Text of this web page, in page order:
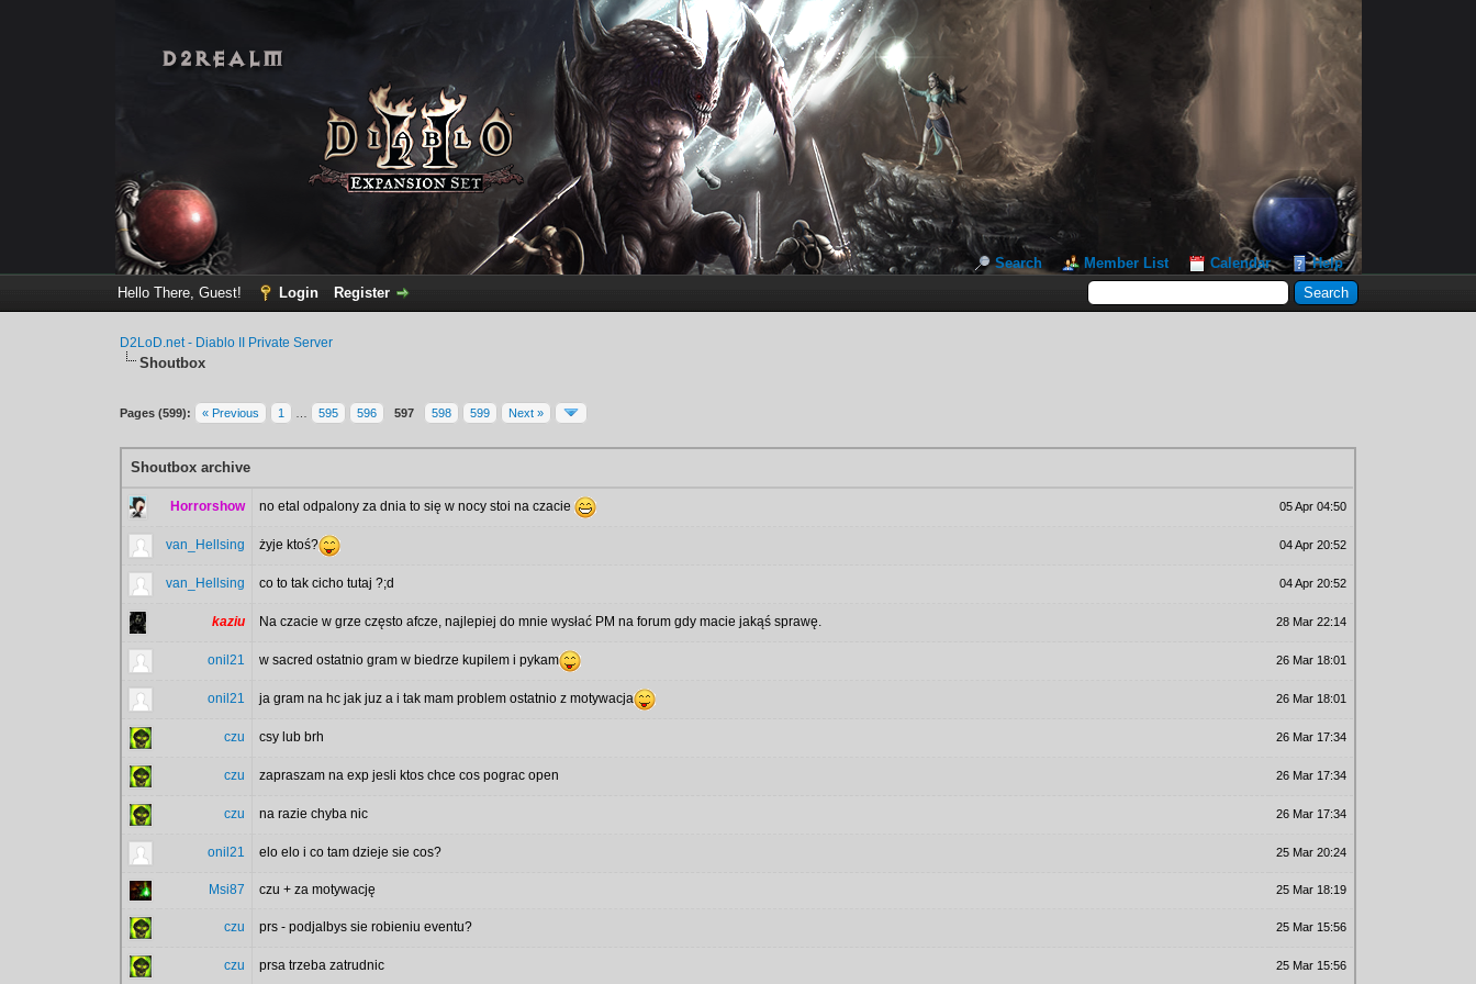
Search Member List Calendar
Help
Hello There, Guest!
Login Register
D2LoD.net - Diablo II Private Server
Shoutbox
Pages (599): « Previous 1 595 596 597 598 599 Next »
Shoutbox archive
Horrorshow no etal odpalony za dnia to się w nocy stoi na czacie 05 Apr 04:50
van_Hellsing żyje ktoś? 04 Apr 20:52
van_Hellsing co to tak cicho tutaj ?;d 04 Apr 20:52
kaziu Na czacie w grze często afcze, najlepiej do mnie wysłać PM na forum gdy macie jakąś sprawę. 28 Mar 22:14
onil21 w sacred ostatnio gram w biedrze kupilem i pykam 26 Mar 18:01
onil21 ja gram na hc jak juz a i tak mam problem ostatnio z motywacja 26 Mar 18:01
czu csy lub brh 26 Mar 17:34
czu zapraszam na exp jesli ktos chce cos pograc open 26 Mar 17:34
czu na razie chyba nic 26 Mar 17:34
onil21 elo elo i co tam dzieje sie cos? 25 Mar 20:24
Msi87 czu + za motywację 25 Mar 18:19
czu prs - podjalbys sie robieniu eventu? 25 Mar 15:56
czu prsa trzeba zatrudnic 25 Mar 15:56